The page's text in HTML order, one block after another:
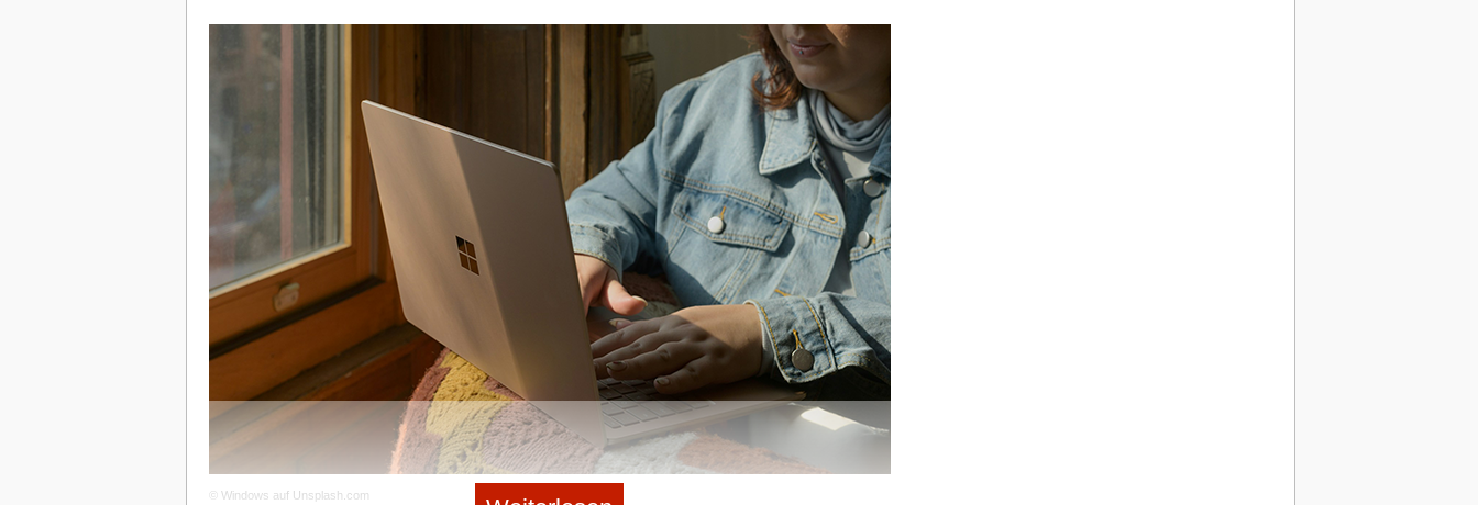
Das Förderprogramm richtet sich an Gründer
aus der Wissenschaft, die sich mit ihren Ideen
selbständig machen. Finanziell interessant ist
das EXIST-Gründerstipendium mit einem
Zuschuss von bis zu 30 000 Euro plus
Sachkosten und Coachings.
www.exist.de
German Silicon Valley Accelerator (GSVA)
Der Verein unterstützt deutsche Gründer auf
dem Weg ins Ausland. Für drei Monate können
sie an einem Mentor-Programm im Silicon Valley
teilnehmen, um das Gründungsgeschehen vor
Ort kennenzulernen, Kontakte zu knüpfen und
die eigene Expansion
vorzubereiten.
http://germanaccelerator.com
© Windows auf Unsplash.com